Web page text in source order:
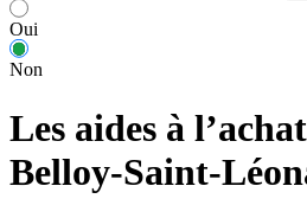
Oui
Non
Les aides à
Belloy-Saint-